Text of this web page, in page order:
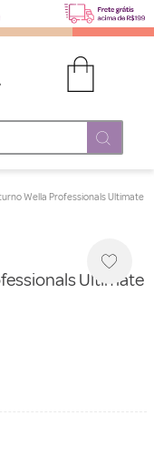
Wella Professionals Ultimate
Ultimate